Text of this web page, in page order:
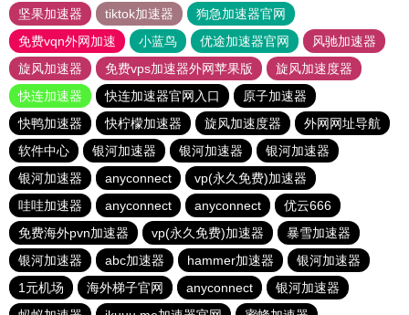
坚果加速器
tiktok加速器
狗急加速器官网
免费vqn外网加速
小蓝鸟 优途加速器官网
风驰加速器
旋风加速器
免费vps加速器外网苹果版
旋风加速度器
快连加速器
快连加速器官网入口
原子加速器
快鸭加速器
快柠檬加速器 旋风加速度器
外网网址导航
软件中心
银河加速器 银河加速器
银河加速器
银河加速器
anyconnect
vp(永久免费)加速器
哇哇加速器
anyconnect anyconnect
优云666
免费海外pvn加速器
vp(永久免费)加速器
暴雪加速器
银河加速器
abc加速器 hammer加速器
银河加速器
1元机场
海外梯子官网 anyconnect
银河加速器